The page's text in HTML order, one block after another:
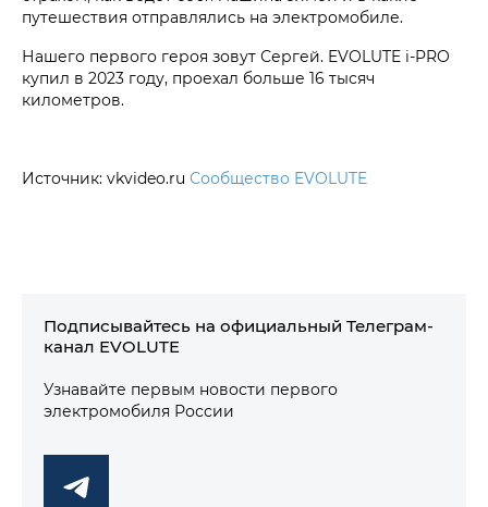
путешествия отправлялись на электромобиле.
Нашего первого героя зовут Сергей. EVOLUTE i‑PRO
купил в 2023 году, проехал больше 16 тысяч
километров.
Источник: vkvideo.ru Сообщество EVOLUTE
Подписывайтесь на официальный Телеграм-
канал EVOLUTE
Узнавайте первым новости первого
электромобиля России